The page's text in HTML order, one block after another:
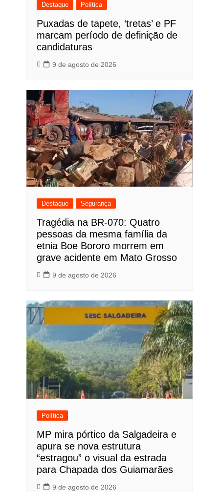
Destaque Política
Puxadas de tapete, ‘tretas’ e PF
marcam período de definição de
candidaturas
9 de agosto de 2026
Destaque Segurança
Tragédia na BR-070: Quatro
pessoas da mesma família da
etnia Boe Bororo morrem em
grave acidente em Mato Grosso
9 de agosto de 2026
Política
MP mira pórtico da Salgadeira e
apura se nova estrutura
“estragou” o visual da estrada
para Chapada dos Guiamarães
9 de agosto de 2026